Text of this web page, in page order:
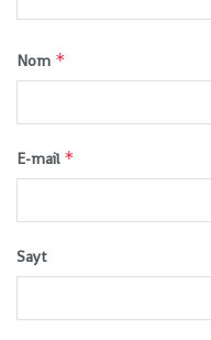
Nom *
E-mail *
Sayt